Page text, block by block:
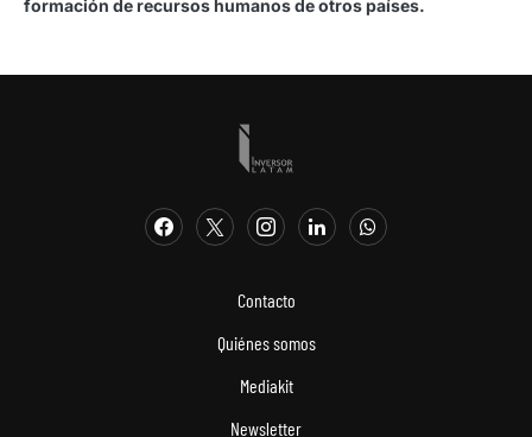
formación de recursos humanos de otros países.
Contacto
Quiénes somos
Mediakit
Newsletter